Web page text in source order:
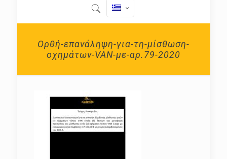
Ορθή-επανάληψη-για-τη-μίσθωση-
οχημάτων-VAN-με-αρ.79-2020